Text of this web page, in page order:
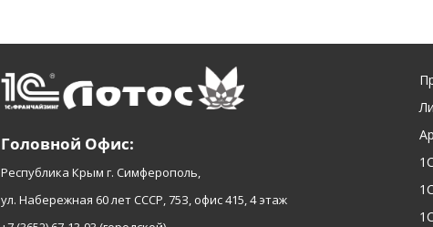
Головной Офис:
Республика Крым г. Симферополь,
ул. Набережная 60 лет СССР, 75З, офис 415, 4 этаж